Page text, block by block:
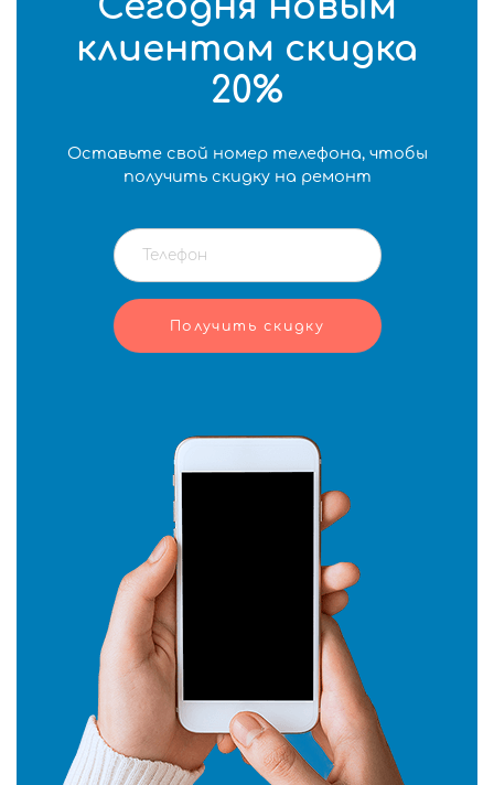
клиентам скидка
20%
Оставьте свой номер телефона, чтобы
получить скидку на ремонт